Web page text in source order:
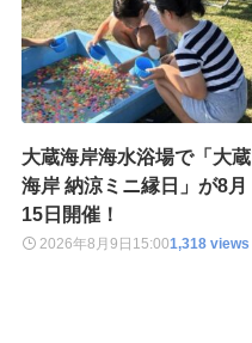
大蔵海岸海水浴場で「大蔵
海岸 納涼ミニ縁日」が8月
15日開催！
2026年8月9日 15:001,318 views